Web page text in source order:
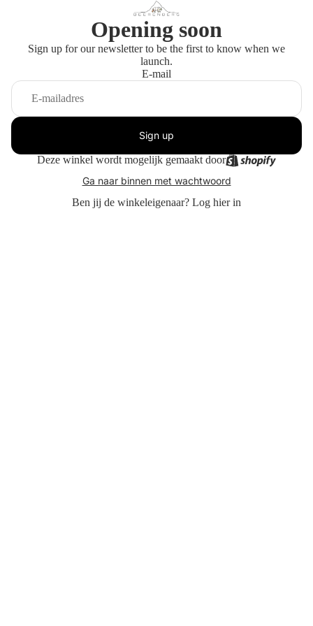
Opening soon
Sign up for our newsletter to be the first to know when we
launch.
E-mail
Sign up
Deze winkel wordt mogelijk gemaakt door
Ga naar binnen met wachtwoord
Ben jij de winkeleigenaar? Log hier in